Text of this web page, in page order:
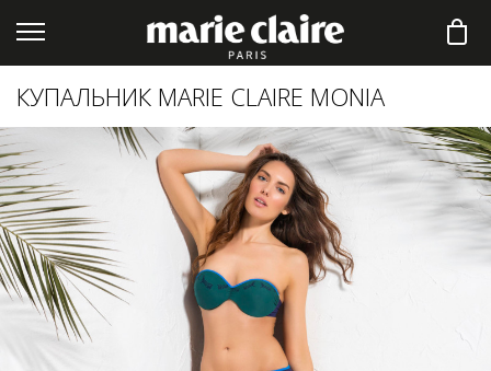
КУПАЛЬНИК MARIE CLAIRE MONIA